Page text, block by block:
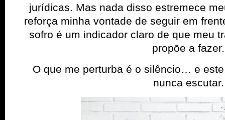
jurí­dicas. Mas nada disso estremece
reforça minha vontade de seguir em
sofro é um indicador claro de que meu
propõe a fazer.
O que me perturba é o silêncio… e
nunca escutar.